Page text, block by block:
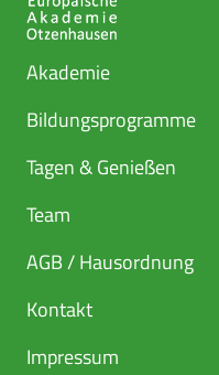
Akademie
Bildungsprogramme
Tagen & Genießen
Team
AGB / Hausordnung
Kontakt
Impressum